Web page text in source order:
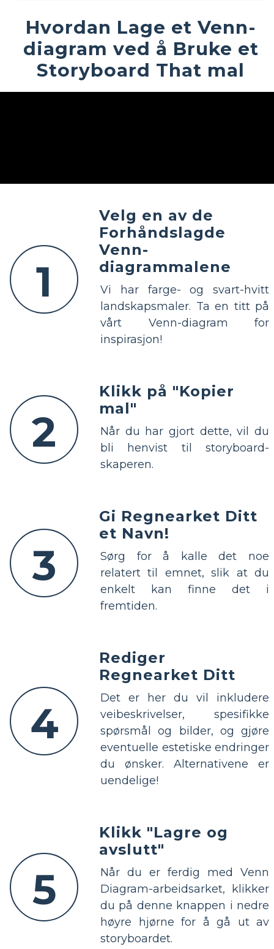
Hvordan Lage et Venn-
diagram ved å Bruke et
Storyboard That mal
1
Velg en av de
Forhåndslagde
Venn-
diagrammalene
Vi har farge- og svart-hvitt
landskapsmaler. Ta en titt på
vårt Venn-diagram for
inspirasjon!
2
Klikk på "Kopier
mal"
Når du har gjort dette, vil du
bli henvist til storyboard-
skaperen.
3
Gi Regnearket Ditt
et Navn!
Sørg for å kalle det noe
relatert til emnet, slik at du
enkelt kan finne det i
fremtiden.
4
Rediger
Regnearket Ditt
Det er her du vil inkludere
veibeskrivelser, spesifikke
spørsmål og bilder, og gjøre
eventuelle estetiske endringer
du ønsker. Alternativene er
uendelige!
5
Klikk "Lagre og
avslutt"
Når du er ferdig med Venn
Diagram-arbeidsarket, klikker
du på denne knappen i nedre
høyre hjørne for å gå ut av
storyboardet.